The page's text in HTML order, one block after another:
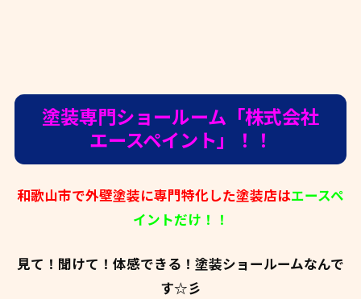
塗装専門ショールーム「株式会社
エースペイント」！！
和歌山市で外壁塗装に専門特化した塗装店はエースペ
イントだけ！！
見て！聞けて！体感できる！塗装ショールームなんで
す☆彡